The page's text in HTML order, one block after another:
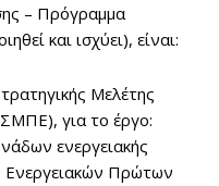
– Πρόγραμμα
και ισχύει), είναι:
Μελέτης
για το έργο:
ενεργειακής
Ενεργειακών Πρώτων